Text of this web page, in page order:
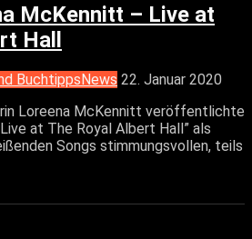
McKennitt – Live at
Hall
BuchtippsNews 22. Januar 2020
Loreena McKennitt veröffentlichte
at The Royal Albert Hall” als
Songs stimmungsvollen, teils